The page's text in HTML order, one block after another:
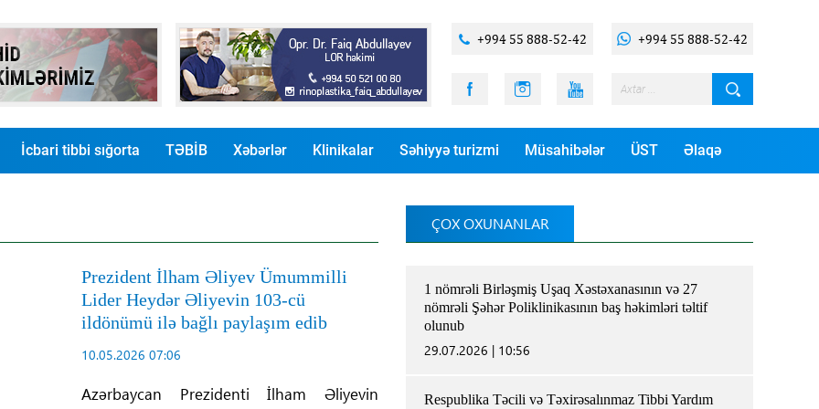
+994 55 888-52-42 +994 55 888-52-42
İcbari tibbi sığorta TƏBİB Xəbərlər Klinikalar Səhiyyə turizmi Müsahibələr ÜST Əlaqə
Prezident İlham Əliyev Ümummilli
Lider Heydər Əliyevin 103-cü
ildönümü ilə bağlı paylaşım edib
10.05.2026 07:06
Azərbaycan Prezidenti İlham Əliyevin
ÇOX OXUNANLAR
1 nömrəli Birləşmiş Uşaq Xəstəxanasının və 27
nömrəli Şəhər Poliklinikasının baş həkimləri təltif
olunub
29.07.2026 | 10:56
Respublika Təcili və Təxirəsalınmaz Tibbi Yardım